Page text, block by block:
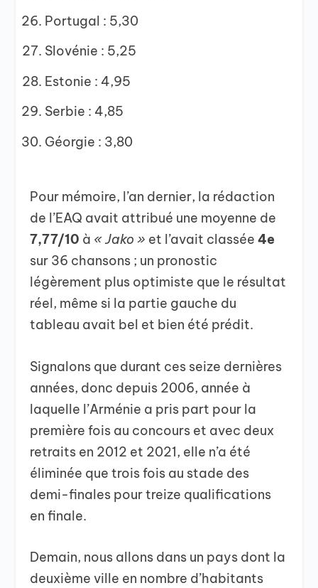
Portugal : 5,30
Slovénie : 5,25
Estonie : 4,95
Serbie : 4,85
Géorgie : 3,80
Pour mémoire, l’an dernier, la rédaction
de l’EAQ avait attribué une moyenne de
7,77/10 à « Jako » et l’avait classée4e
sur 36 chansons ; un pronostic
légèrement plus optimiste que le résultat
réel, même si la partie gauche du
tableau avait bel et bien été prédit.
Signalons que durant ces seize dernières
années, donc depuis 2006, année à
laquelle l’Arménie a pris part pour la
première fois au concours et avec deux
retraits en 2012 et 2021, elle n’a été
éliminée que trois fois au stade des
demi-finales pour treize qualifications
en finale.
Demain, nous allons dans un pays dont la
deuxième ville en nombre d’habitants